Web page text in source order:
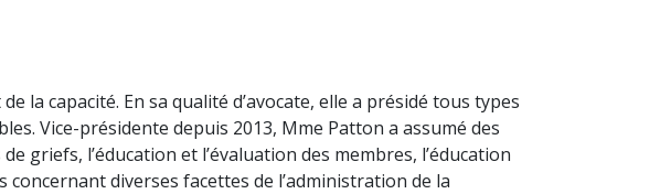
la capacité. En sa qualité d’avocate, elle a présidé tous types
Vice-présidente depuis 2013, Mme Patton a assumé des
l’éducation et l’évaluation des membres, l’éducation
diverses facettes de l’administration de la